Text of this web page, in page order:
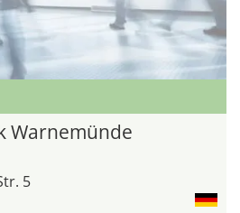
Warnemünde
5